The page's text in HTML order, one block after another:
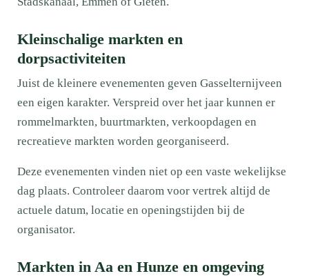
Kleinschalige markten en
dorpsactiviteiten
Juist de kleinere evenementen geven Gasselternijveen
een eigen karakter. Verspreid over het jaar kunnen er
rommelmarkten, buurtmarkten, verkoopdagen en
recreatieve markten worden georganiseerd.
Deze evenementen vinden niet op een vaste wekelijkse
dag plaats. Controleer daarom voor vertrek altijd de
actuele datum, locatie en openingstijden bij de
organisator.
Markten in Aa en Hunze en omgeving